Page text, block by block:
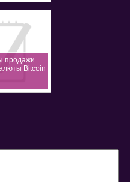
продажи
Bitcoin